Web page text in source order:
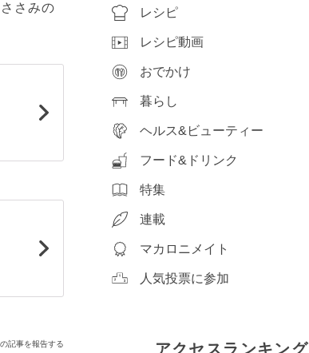
さみの
の記事を報告する
レシピ
レシピ動画
おでかけ
暮らし
ヘルス&ビューティー
フード&ドリンク
特集
連載
マカロニメイト
人気投票に参加
アクセスランキング